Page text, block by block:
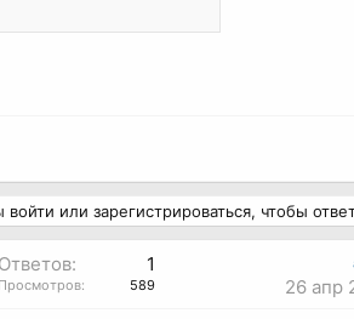
или зарегистрироваться, чтобы
Ответов: 1
Просмотров: 589 26 апр